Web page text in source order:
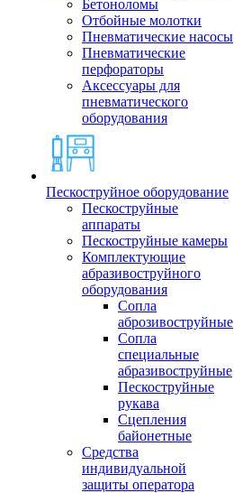
Бетоноломы
Отбойные молотки
Пневматические насосы
Пневматические
перфораторы
Аксессуары для
пневматического
оборудования
Пескоструйное оборудование
Пескоструйные
аппараты
Пескоструйные камеры
Комплектующие
абразивоструйного
оборудования
Сопла
аброзивоструйные
Сопла
специальные
абразивоструйные
Пескоструйные
рукава
Сцепления
байонетные
Средства
индивидуальной
защиты оператора